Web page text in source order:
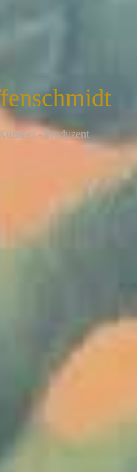
- Produzent